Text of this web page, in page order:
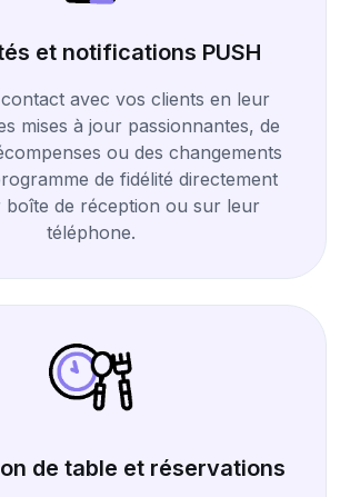
et notifications PUSH
avec vos clients en leur
mises à jour passionnantes, de
ou des changements
de fidélité directement
boîte de réception ou sur leur
téléphone.
de table et réservations